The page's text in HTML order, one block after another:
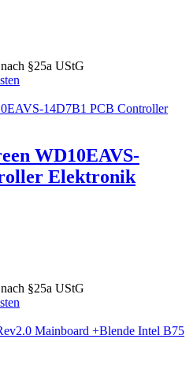
§25a UStG
WD10EAVS-
Elektronik
§25a UStG